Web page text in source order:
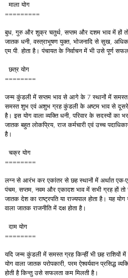
माला योग
=========
बुध, गुरु और शुक्र चतुर्थ, सप्तम और दशम भाव में हों तो
जातक धनी, वस्त्राभूषण युक्त, भोजनादि से सुख,
एम.पी. होता है। पंचायत के निर्वाचन में भी उसे पूर्ण
छत्र योग
========
जन्म कुंडली में सप्तम भाव से आगे के 7 स्थानों में समस्त
समस्त शुभ एवं अशुभ ग्रह कुंडली के अष्टम भाव से दूसरे
है। इस योग वाला व्यक्ति धनी, परिवार के सदस्यों का
जातक बहुत लोकप्रिय, राज कर्मचारी एवं उच्च
है।
चक्र योग
========
लग्न से आरंभ कर एकांतर से छह स्थानों में अर्थात
पंचम, सप्तम, नवम और एकादश भाव में सभी ग्रह हों तो
जातक देश का राष्ट्रपति या राज्यपाल होता है। यह
वाला जातक राजनीति में दक्ष होता है।
दाम योग
========
यदि जन्म कुंडली में समस्त ग्रह किन्हीं भी छह राशियों
योग वाला जातक परोपकारी, परम ऐश्वर्यवान प्रसिद्ध
होती है किन्तु उसे सफलता कम मिलती है।